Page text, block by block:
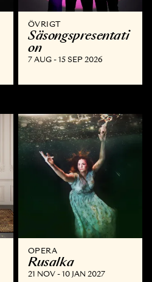
ÖVRIGT
Säsongspresentati
on
7 AUG - 15 SEP 2026
OPERA
Rusalka
21 NOV - 10 JAN 2027